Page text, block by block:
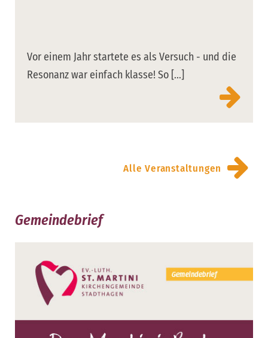
Vor einem Jahr startete es als Versuch - und die
Resonanz war einfach klasse! So [...]
Alle Veranstaltungen
Gemeindebrief